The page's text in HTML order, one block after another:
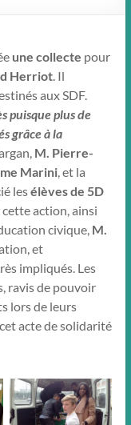
une collecte pour
Herriot. Il
aux SDF.
puisque plus de
grâce à la
M. Pierre-
Marini, et la
lesélèves de 5D
action, ainsi
civique, M.
et
impliqués. Les
ravis de pouvoir
lors de leurs
acte de solidarité